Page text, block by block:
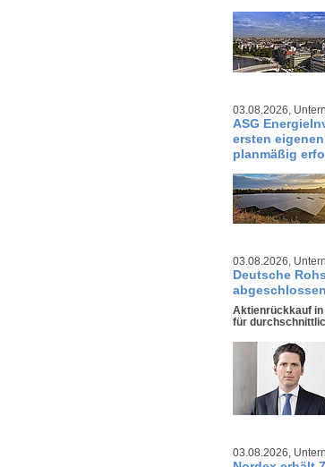
03.08.2026,
ASG
ersten
planmäßig
03.08.2026,
Deutsche
abgeschlossen
Aktienrückkauf in
für
03.08.2026,